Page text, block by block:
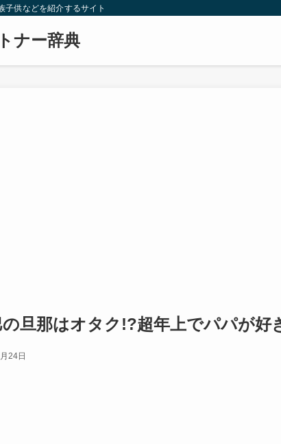
子供などを紹介するサイト
ナー辞典
旦那はオタク!?超年上でパパが好
24日